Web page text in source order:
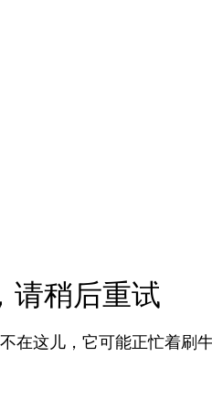
请稍后重试
在这儿，它可能正忙着刷